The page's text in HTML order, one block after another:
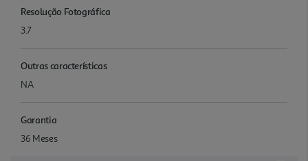
Resolução Fotográfica
3.7
Outras características
NA
Garantia
36 Meses